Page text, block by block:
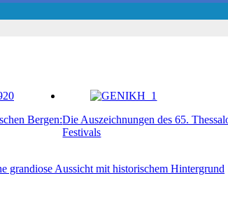
Bergen:Die Auszeichnungen des 65.
Festivals
grandiose Aussicht mit historischem Hintergrund